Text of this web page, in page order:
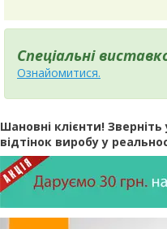
Спеціальні
Ознайомитися.
Шановні клієнти!
відтінок виробу у